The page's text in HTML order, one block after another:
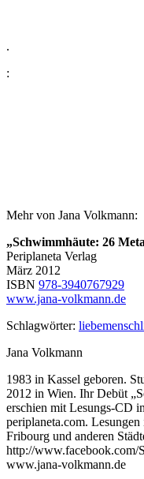
.
:
Mehr von Jana Volkmann:
„Schwimmhäute: 26
Periplaneta Verlag
März 2012
ISBN 978-3940767929
www.jana-volkmann.de
Schlagwörter: liebe
Jana Volkmann
1983 in Kassel geboren.
2012 in Wien. Ihr Debüt
erschien mit Lesungs-CD
periplaneta.com.
Fribourg und anderen
http://www.facebook.com/
www.jana-volkmann.de